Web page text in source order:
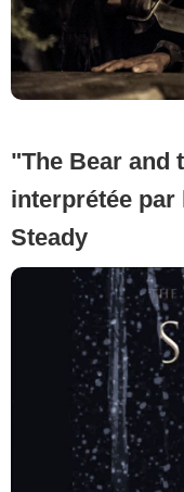
"The Bear and
interprétée par
Steady